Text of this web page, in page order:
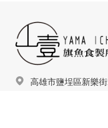
高雄市鹽埕區新樂